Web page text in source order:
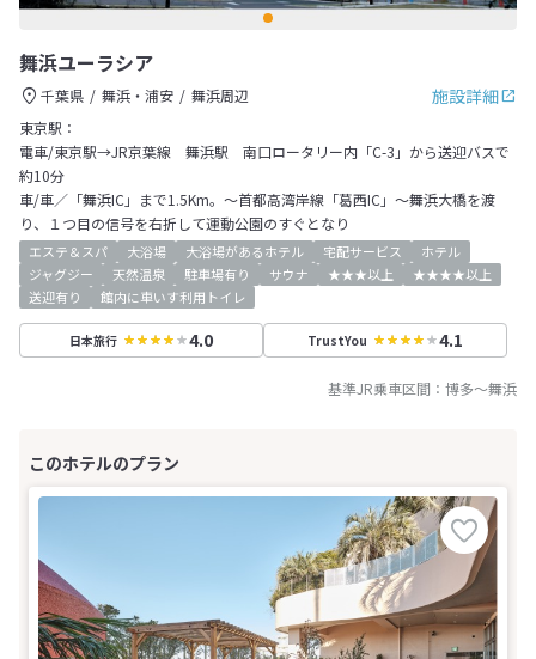
舞浜ユーラシア
施設詳細
千葉県 舞浜・浦安
舞浜周辺
東京駅：
電車/東京駅→JR京葉線 舞浜駅 南口ロータリー内「C-3」から送迎バスで
約10分
車/車／「舞浜IC」まで1.5Km。～首都高湾岸線「葛西IC」～舞浜大橋を渡
り、１つ目の信号を右折して運動公園のすぐとなり
エステ＆スパ 大浴場 大浴場があるホテル 宅配サービス
ホテル
ジャグジー
天然温泉 駐車場有り サウナ ★★★以上
★★★★以上
送迎有り
館内に車いす利用トイレ
日本旅行 4.0 TrustYou 4.1
基準JR乗車区間： 博多～舞浜